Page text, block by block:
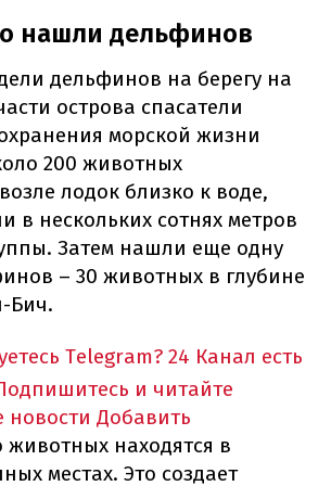
нашли дельфинов
дельфинов на берегу на
острова спасатели
морской жизни
200 животных
лодок близко к воде,
в нескольких сотнях метров
Затем нашли еще одну
– 30 животных в глубине
Бич.
Telegram? 24 Канал есть
и читайте
новости Добавить
находятся в
местах. Это создает